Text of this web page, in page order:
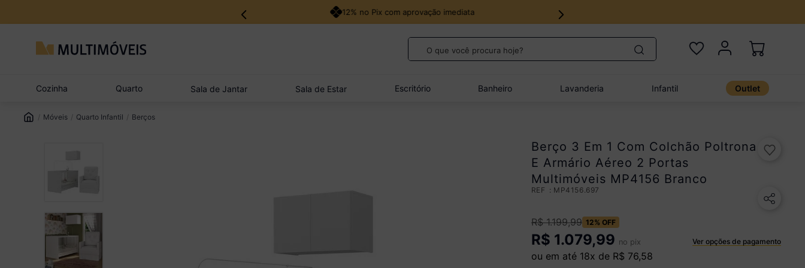
12% no Pix com aprovação imediata
O que você procura hoje?
Cozinha Quarto Sala de Jantar Sala de Estar Escritório Banheiro Lavanderia Infantil Outlet
Móveis Quarto Infantil Berços
Berço 3 Em 1 Com Colchão Poltrona
E Armário Aéreo 2 Portas
Multimóveis MP4156 Branco
: MP4156.697
R$ 1.199,99 12% OFF
R$ 1.079,99 no pix Ver opções de pagamento
ou em até 18x de R$ 76,58